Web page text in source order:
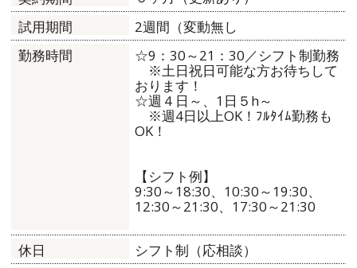
試用期間
2週間（変動無し
勤務時間
☆9：30～21：30／シフト制勤務
※土日祝日可能な方お待ちして
おります！
☆週４日～、1日５h～
※週4日以上OK！ﾌﾙﾀｲﾑ勤務も
OK！
【シフト例】
9:30～18:30、10:30～19:30、
12:30～21:30、17:30～21:30
休日
シフト制（応相談）